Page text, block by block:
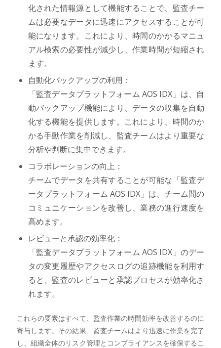
化された情報源として機能することで、監査チー
ムは必要なデータに迅速にアクセスすることが可
能になります。これにより、時間のかかるマニュ
アル検索の必要性が減少し、作業時間が短縮され
ます。
自動化バックアップの利用：
「監査データプラットフォーム AOS IDX」は、自
動バックアップ機能により、データの収集を自動
化する機能を提供します。これにより、時間のか
かる手動作業を削減し、監査チームはより重要な
分析や判断に集中できます。
コラボレーションの向上：
チームでデータを共有することが可能な「監査デ
ータプラットフォーム AOS IDX」は、チーム間の
コミュニケーションを改善し、業務の進行速度を
高めます。
レビューと承認の効率化：
「監査データプラットフォーム AOS IDX」のデー
タの変更履歴やアクセスログの追跡機能を利用す
ると、監査のレビューと承認プロセスが効率化さ
れます。
これらの要素はすべて、監査作業の時間効率を改善するのに
寄与します。その結果、監査チームはより迅速に作業を完了
し、組織全体のリスク管理とコンプライアンスを確保するこ